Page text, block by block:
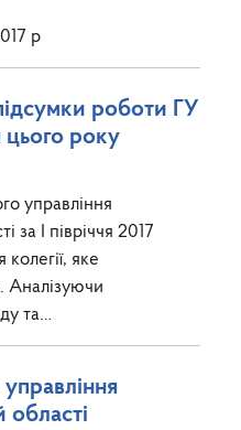
р
роботи ГУ
цього року
управління
за І півріччя 2017
яке
Аналізуючи
та…
області